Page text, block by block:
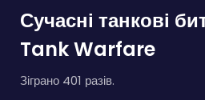
Сучасні танкові
Tank Warfare
Зіграно 401 разів.